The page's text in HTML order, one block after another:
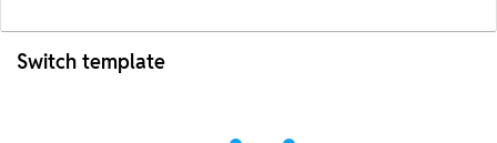
Switch template